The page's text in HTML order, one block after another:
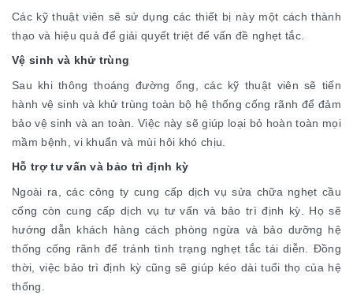
Các kỹ thuật viên sẽ sử dụng các thiết bị này một cách thành
thạo và hiệu quả để giải quyết triệt để vấn đề nghẹt tắc.
Vệ sinh và khử trùng
Sau khi thông thoáng đường ống, các kỹ thuật viên sẽ tiến
hành vệ sinh và khử trùng toàn bộ hệ thống cống rãnh để đảm
bảo vệ sinh và an toàn. Việc này sẽ giúp loại bỏ hoàn toàn mọi
mầm bệnh, vi khuẩn và mùi hôi khó chịu.
Hỗ trợ tư vấn và bảo trì định kỳ
Ngoài ra, các công ty cung cấp dịch vụ sửa chữa nghẹt cầu
cống còn cung cấp dịch vụ tư vấn và bảo trì định kỳ. Họ sẽ
hướng dẫn khách hàng cách phòng ngừa và bảo dưỡng hệ
thống cống rãnh để tránh tình trạng nghẹt tắc tái diễn. Đồng
thời, việc bảo trì định kỳ cũng sẽ giúp kéo dài tuổi thọ của hệ
thống.